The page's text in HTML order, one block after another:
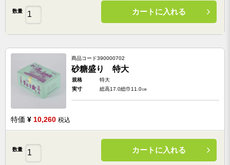
数量 カートに入れる
商品コード390000702
砂糖盛り 特大
規格
特大
実寸
総高17.0総巾11.0㎝
特価 ¥ 10,260 税込
数量 カートに入れる